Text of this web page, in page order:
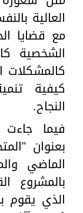
العالية
مع قضايا
الشخصية
كالمشكلات
كيفية
النجاح.
فيما
بعنوان
الماضي
بالمشروع
الذي